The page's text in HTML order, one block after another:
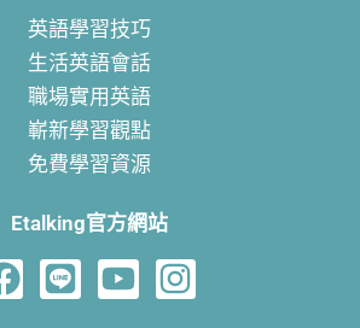
英語學習技巧
生活英語會話
職場實用英語
嶄新學習觀點
免費學習資源
Etalking官方網站
F
a
L
i
Y
o
I
n